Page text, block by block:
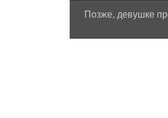
Позже, девушке